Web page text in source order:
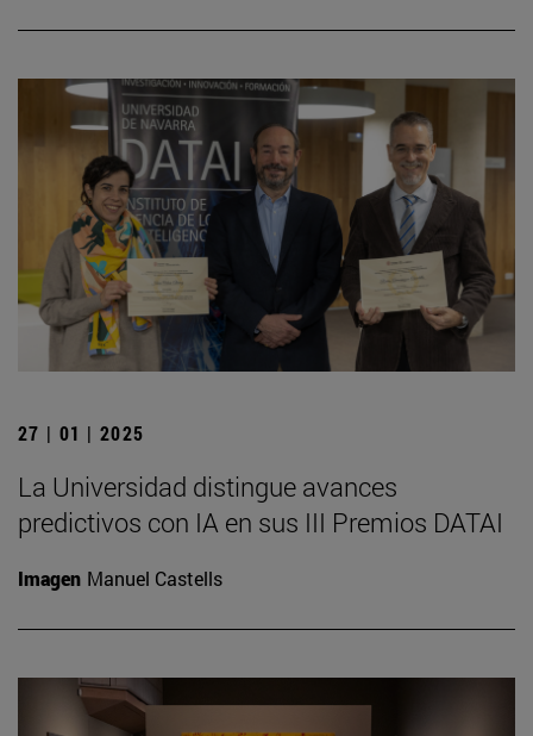
27 | 01 | 2025
La Universidad distingue avances
predictivos con IA en sus III Premios DATAI
Imagen Manuel Castells